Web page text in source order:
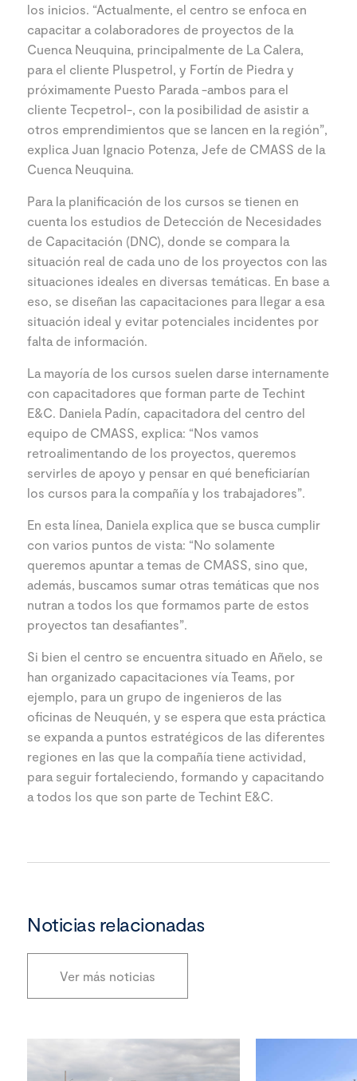
los inicios. “Actualmente, el centro se enfoca en
capacitar a colaboradores de proyectos de la
Cuenca Neuquina, principalmente de La Calera,
para el cliente Pluspetrol, y Fortín de Piedra y
próximamente Puesto Parada -ambos para el
cliente Tecpetrol-, con la posibilidad de asistir a
otros emprendimientos que se lancen en la región”,
explica Juan Ignacio Potenza, Jefe de CMASS de la
Cuenca Neuquina.
Para la planificación de los cursos se tienen en
cuenta los estudios de Detección de Necesidades
de Capacitación (DNC), donde se compara la
situación real de cada uno de los proyectos con las
situaciones ideales en diversas temáticas. En base a
eso, se diseñan las capacitaciones para llegar a esa
situación ideal y evitar potenciales incidentes por
falta de información.
La mayoría de los cursos suelen darse internamente
con capacitadores que forman parte de Techint
E&C. Daniela Padín, capacitadora del centro del
equipo de CMASS, explica: “Nos vamos
retroalimentando de los proyectos, queremos
servirles de apoyo y pensar en qué beneficiarían
los cursos para la compañía y los trabajadores”.
En esta línea, Daniela explica que se busca cumplir
con varios puntos de vista: “No solamente
queremos apuntar a temas de CMASS, sino que,
además, buscamos sumar otras temáticas que nos
nutran a todos los que formamos parte de estos
proyectos tan desafiantes”.
Si bien el centro se encuentra situado en Añelo, se
han organizado capacitaciones vía Teams, por
ejemplo, para un grupo de ingenieros de las
oficinas de Neuquén, y se espera que esta práctica
se expanda a puntos estratégicos de las diferentes
regiones en las que la compañía tiene actividad,
para seguir fortaleciendo, formando y capacitando
a todos los que son parte de Techint E&C.
Noticias relacionadas
Ver más noticias